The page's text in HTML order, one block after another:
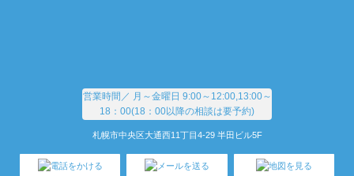
営業時間／ 月～金曜日 9:00～12:00,13:00～
18：00(18：00以降の相談は要予約)
札幌市中央区大通西11丁目4-29 半田ビル5F